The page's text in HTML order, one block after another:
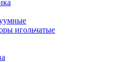
игольчатые